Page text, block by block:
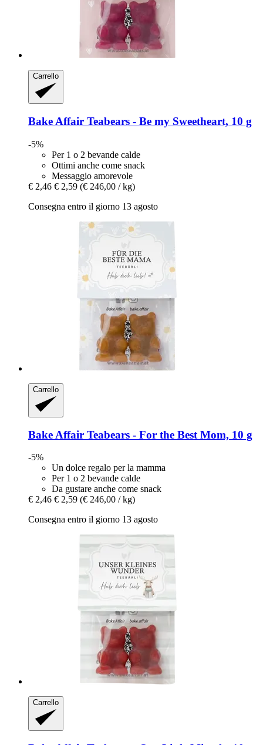
Carrello
Bake Affair Teabears -​ Be my Sweetheart, 10 g
-5%
Per 1 o 2 bevande calde
Ottimi anche come snack
Messaggio amorevole
€ 2,46 € 2,59 (€ 246,00 / kg)
Consegna entro il giorno 13 agosto
Carrello
Bake Affair Teabears -​ For the Best Mom, 10 g
-5%
Un dolce regalo per la mamma
Per 1 o 2 bevande calde
Da gustare anche come snack
€ 2,46 € 2,59 (€ 246,00 / kg)
Consegna entro il giorno 13 agosto
Carrello